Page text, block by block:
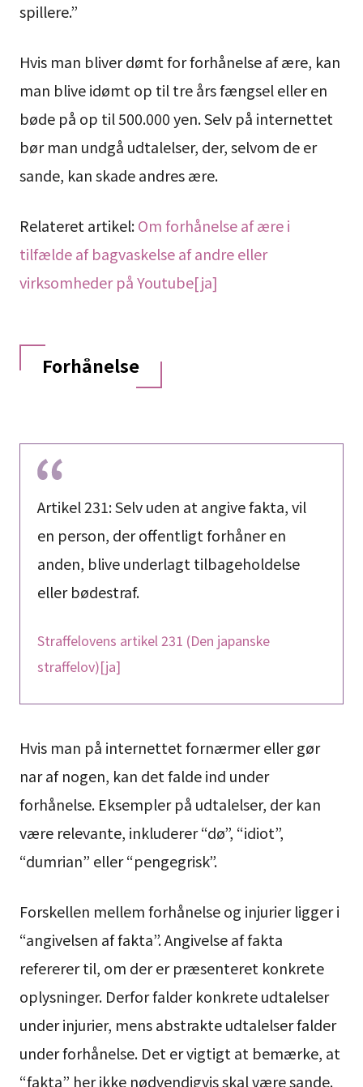
spillere.”
Hvis man bliver dømt for forhånelse af ære, kan
man blive idømt op til tre års fængsel eller en
bøde på op til 500.000 yen. Selv på internettet
bør man undgå udtalelser, der, selvom de er
sande, kan skade andres ære.
Relateret artikel:Om forhånelse af ære i
tilfælde af bagvaskelse af andre eller
virksomheder på Youtube[ja]
Forhånelse
Artikel 231: Selv uden at angive fakta, vil
en person, der offentligt forhåner en
anden, blive underlagt tilbageholdelse
eller bødestraf.
Straffelovens artikel 231 (Den japanske
straffelov)[ja]
Hvis man på internettet fornærmer eller gør
nar af nogen, kan det falde ind under
forhånelse. Eksempler på udtalelser, der kan
være relevante, inkluderer “dø”, “idiot”,
“dumrian” eller “pengegrisk”.
Forskellen mellem forhånelse og injurier ligger i
“angivelsen af fakta”. Angivelse af fakta
refererer til, om der er præsenteret konkrete
oplysninger. Derfor falder konkrete udtalelser
under injurier, mens abstrakte udtalelser falder
under forhånelse. Det er vigtigt at bemærke, at
“fakta” her ikke nødvendigvis skal være sande.